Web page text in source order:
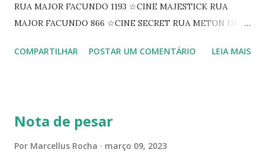
RUA MAJOR FACUNDO 1193 ☆CINE MAJESTICK RUA
MAJOR FACUNDO 866 ☆CINE SECRET RUA METON DE
PEIXOTO 1307 ☆CINE IRIS RUA FLORIANO PEIXOTO 1206
☆CINE VIP CLUBE RUA 24 DE MAIO 825 ☆CINE ECLIPSE
COMPARTILHAR POSTAR UM COMENTÁRIO LEIA MAIS
Nota de pesar
Por Marcellus Rocha março 09, 2023